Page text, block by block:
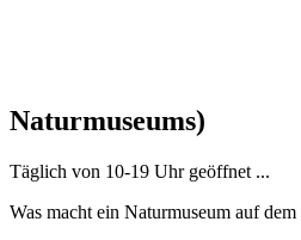
Naturmuseums)
Täglich von 10-19 Uhr geöffnet ...
Was macht ein Naturmuseum auf